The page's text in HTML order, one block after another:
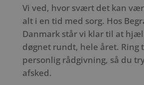
Vi ved, hvor svært det kan
alt i en tid med sorg. Hos
Danmark står vi klar til at
døgnet rundt, hele året. Ring
personlig rådgivning, så du
afsked.